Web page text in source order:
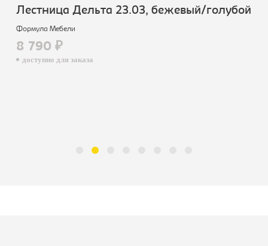
Лестница Дельта 23.03, бежевый/голубой
Формула Мебели
8 790 ₽
доступно для заказа